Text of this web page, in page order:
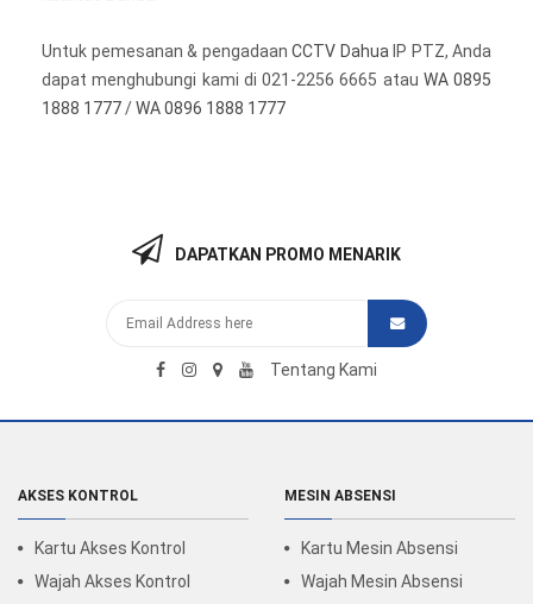
Untuk pemesanan & pengadaan CCTV Dahua IP PTZ, Anda
dapat menghubungi kami di 021-2256 6665 atau WA 0895
1888 1777/WA 0896 1888 1777
DAPATKAN PROMO MENARIK
Tentang Kami
AKSES KONTROL
Kartu Akses Kontrol
Wajah Akses Kontrol
MESIN ABSENSI
Kartu Mesin Absensi
Wajah Mesin Absensi